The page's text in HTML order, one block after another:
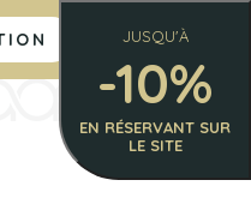
JUSQU'À
-10%
EN RÉSERVANT SUR
LE SITE